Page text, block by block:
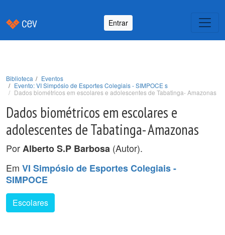
Entrar
Biblioteca
Eventos
Evento: VI Simpósio de Esportes Colegiais - SIMPOCE s
Dados biométricos em escolares e adolescentes de Tabatinga- Amazonas
Dados biométricos em escolares e
adolescentes de Tabatinga- Amazonas
PorAlberto S.P Barbosa (Autor).
Em VI Simpósio de Esportes Colegiais -
SIMPOCE
Escolares